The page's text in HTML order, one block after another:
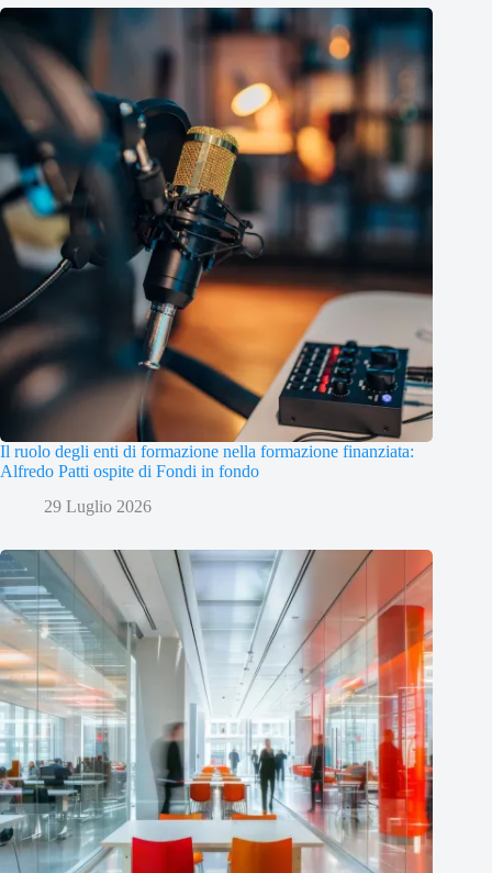
Il ruolo degli enti di formazione nella formazione finanziata:
Alfredo Patti ospite di Fondi in fondo
29 Luglio 2026